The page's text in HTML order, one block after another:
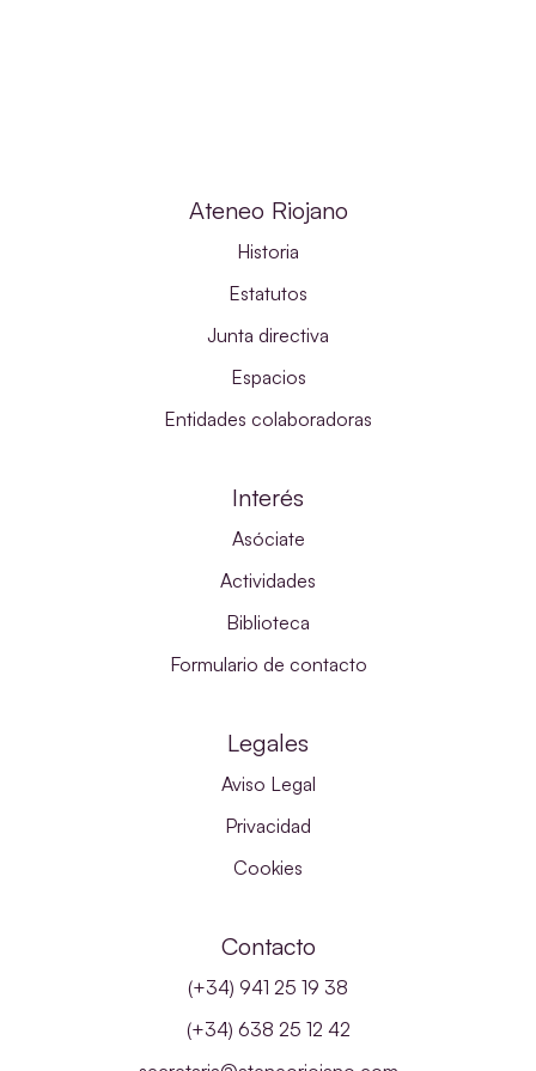
Ateneo Riojano
Historia
Estatutos
Junta directiva
Espacios
Entidades colaboradoras
Interés
Asóciate
Actividades
Biblioteca
Formulario de contacto
Legales
Aviso Legal
Privacidad
Cookies
Contacto
(+34) 941 25 19 38
(+34) 638 25 12 42